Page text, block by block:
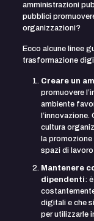
amministrazioni
pubblici
organizzazioni?
Ecco alcune linee
trasformazione
Creare un
promuovere
ambiente
cultura
la promozione
spazi di
Mantenere
dipendenti:
digitali e che
per utilizzarle